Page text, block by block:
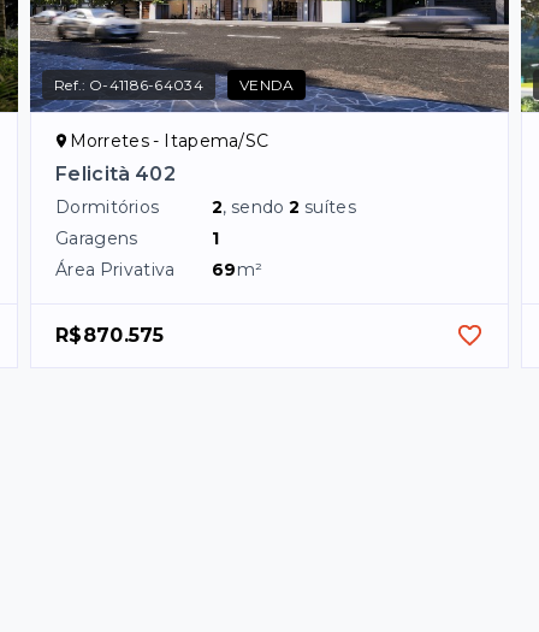
Ref.: O-41186-64034 VENDA
Morretes - Itapema/SC
Felicità 402
Dormitórios 2, sendo2 suítes
Garagens
1
Área Privativa
69m²
R$870.575